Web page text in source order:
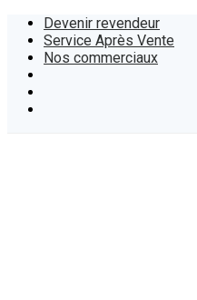
Devenir revendeur
Service Après Vente
Nos commerciaux